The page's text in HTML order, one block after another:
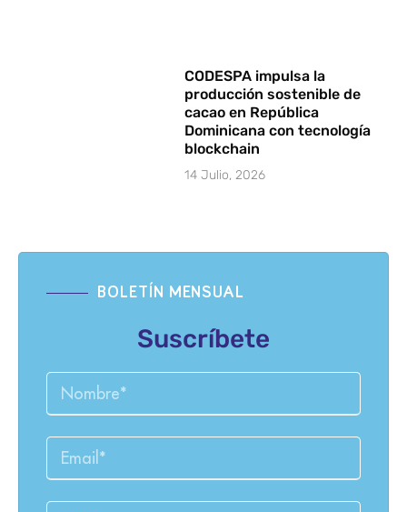
CODESPA impulsa la
producción sostenible de
cacao en República
Dominicana con tecnología
blockchain
14 Julio, 2026
BOLETÍN MENSUAL
Suscríbete